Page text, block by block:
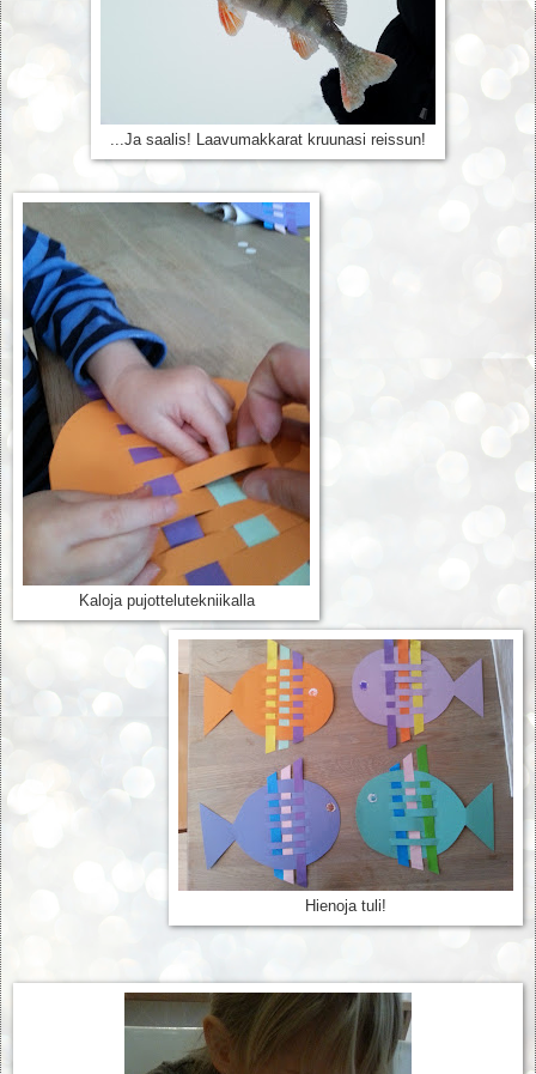
...Ja saalis! Laavumakkarat kruunasi reissun!
Kaloja pujottelutekniikalla
Hienoja tuli!